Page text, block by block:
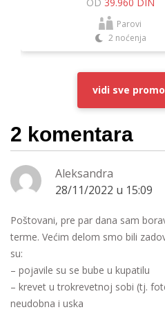
Parovi
2 noćenja
vidi sve
2 komentara
Aleksandra
28/11/2022 u 15:09
Poštovani, pre par dana sam
terme. Većim delom smo bili
su:
– pojavile su se bube u kupatilu
– krevet u trokrevetnoj sobi (tj.
neudobna i uska